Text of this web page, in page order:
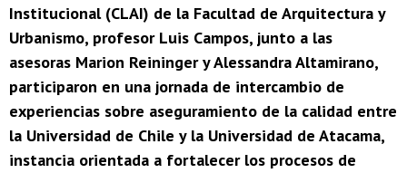
Institucional (CLAI) de la Facultad de Arquitectura y
Urbanismo, profesor Luis Campos, junto a las
asesoras Marion Reininger y Alessandra Altamirano,
participaron en una jornada de intercambio de
experiencias sobre aseguramiento de la calidad entre
la Universidad de Chile y la Universidad de Atacama,
instancia orientada a fortalecer los procesos de